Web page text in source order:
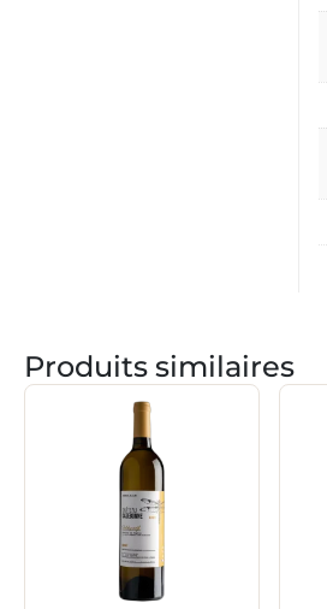
Produits similaires